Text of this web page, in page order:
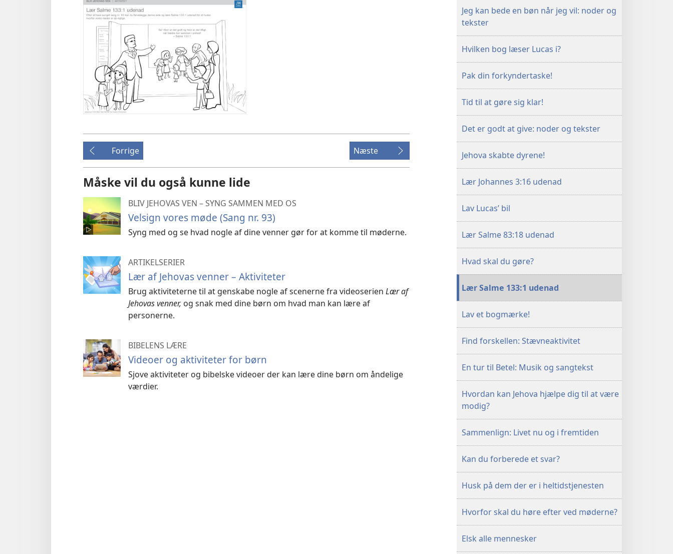
Forrige Næste
Måske vil du også kunne lide
BLIV JEHOVAS VEN – SYNG SAMMEN MED OS
Velsign vores møde (Sang nr. 93)
Syng med og se hvad nogle af dine venner gør for at komme til møderne.
ARTIKELSERIER
Lær af Jehovas venner – Aktiviteter
Brug aktiviteterne til at genskabe nogle af scenerne fra videoserien Lær af
Jehovas venner, og snak med dine børn om hvad man kan lære af
personerne.
BIBELENS LÆRE
Videoer og aktiviteter for børn
Sjove aktiviteter og bibelske videoer der kan lære dine børn om åndelige
værdier.
Aktiviteter
Jeg kan bede en bøn når jeg vil: noder og
tekster
Hvilken bog læser Lucas i?
Pak din forkyndertaske!
Tid til at gøre sig klar!
Det er godt at give: noder og tekster
Jehova skabte dyrene!
Lær Johannes 3:16 udenad
Lav Lucas’ bil
Lær Salme 83:18 udenad
Hvad skal du gøre?
Lær Salme 133:1 udenad
Lav et bogmærke!
Find forskellen: Stævneaktivitet
En tur til Betel: Musik og sangtekst
Hvordan kan Jehova hjælpe dig til at være
modig?
Sammenlign: Livet nu og i fremtiden
Kan du forberede et svar?
Husk på dem der er i heltidstjenesten
Hvorfor skal du høre efter ved møderne?
Elsk alle mennesker